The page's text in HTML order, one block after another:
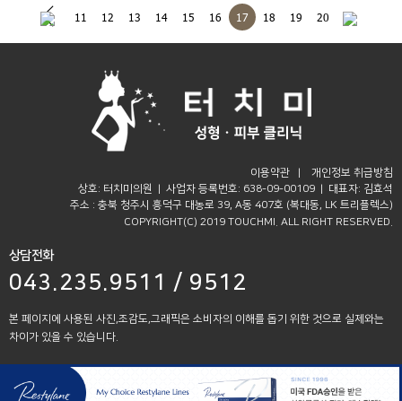
11 12 13 14 15 16 17 18 19 20
이용약관 | 개인정보 취급방침
상호: 터치미의원 | 사업자 등록번호: 638-09-00109 | 대표자: 김효석
주소 : 충북 청주시 흥덕구 대농로 39, A동 407호 (복대동, LK 트리플렉스)
COPYRIGHT(C) 2019 TOUCHMI. ALL RIGHT RESERVED.
상담전화
043.235.9511 / 9512
본 페이지에 사용된 사진,조감도,그래픽은 소비자의 이해를 돕기 위한 것으로 실제와는
차이가 있을 수 있습니다.